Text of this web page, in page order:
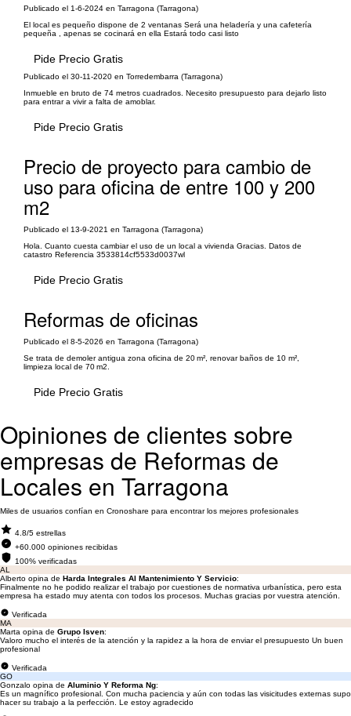
Publicado el 1-6-2024 en Tarragona (Tarragona)
El local es pequeño dispone de 2 ventanas Será una heladería y una cafetería
pequeña , apenas se cocinará en ella Estará todo casi listo
Pide Precio Gratis
Publicado el 30-11-2020 en Torredembarra (Tarragona)
Inmueble en bruto de 74 metros cuadrados. Necesito presupuesto para dejarlo listo
para entrar a vivir a falta de amoblar.
Pide Precio Gratis
Precio de proyecto para cambio de
uso para oficina de entre 100 y 200
m2
Publicado el 13-9-2021 en Tarragona (Tarragona)
Hola. Cuanto cuesta cambiar el uso de un local a vivienda Gracias. Datos de
catastro Referencia 3533814cf5533d0037wl
Pide Precio Gratis
Reformas de oficinas
Publicado el 8-5-2026 en Tarragona (Tarragona)
Se trata de demoler antigua zona oficina de 20 m², renovar baños de 10 m²,
limpieza local de 70 m2.
Pide Precio Gratis
Opiniones de clientes sobre
empresas de Reformas de
Locales en Tarragona
Miles de usuarios confían en Cronoshare para encontrar los mejores profesionales
4.8/5 estrellas
+60.000 opiniones recibidas
100% verificadas
AL
Alberto opina de Harda Integrales Al Mantenimiento Y Servicio:
Finalmente no he podido realizar el trabajo por cuestiones de normativa urbanística, pero esta
empresa ha estado muy atenta con todos los procesos. Muchas gracias por vuestra atención.
Verificada
MA
Marta opina de Grupo Isven:
Valoro mucho el interés de la atención y la rapidez a la hora de enviar el presupuesto Un buen
profesional
Verificada
GO
Gonzalo opina de Aluminio Y Reforma Ng:
Es un magnífico profesional. Con mucha paciencia y aún con todas las visicitudes externas supo
hacer su trabajo a la perfección. Le estoy agradecido